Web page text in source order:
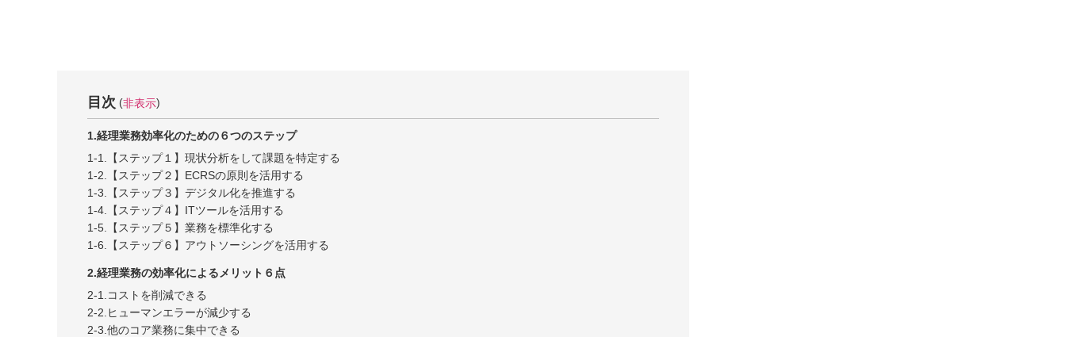
目次 非表示
1.経理業務効率化のための６つのステップ
1-1.【ステップ１】現状分析をして課題を特定する
1-2.【ステップ２】ECRSの原則を活用する
1-3.【ステップ３】デジタル化を推進する
1-4.【ステップ４】ITツールを活用する
1-5.【ステップ５】業務を標準化する
1-6.【ステップ６】アウトソーシングを活用する
2.経理業務の効率化によるメリット６点
2-1.コストを削減できる
2-2.ヒューマンエラーが減少する
2-3.他のコア業務に集中できる